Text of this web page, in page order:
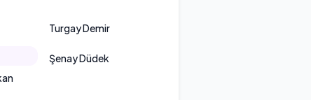
Turgay Demir
Şenay Düdek